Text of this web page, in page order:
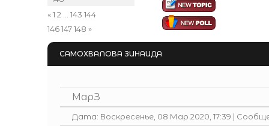
«1 2 143 144
146147148 »
САМОХВАЛОВА ЗИНАИДА
МарЗ
Дата: Воскресенье, 08 Мар 2020, 17:39 |